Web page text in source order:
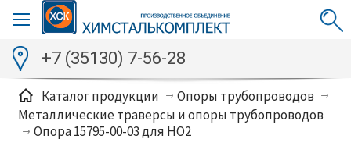
+7 (35130) 7-56-28
Каталог продукции
Опоры трубопроводов
Металлические траверсы и опоры трубопроводов
Опора 15795-00-03 для НО2